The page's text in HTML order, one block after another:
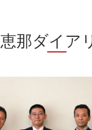
恵那ダイア